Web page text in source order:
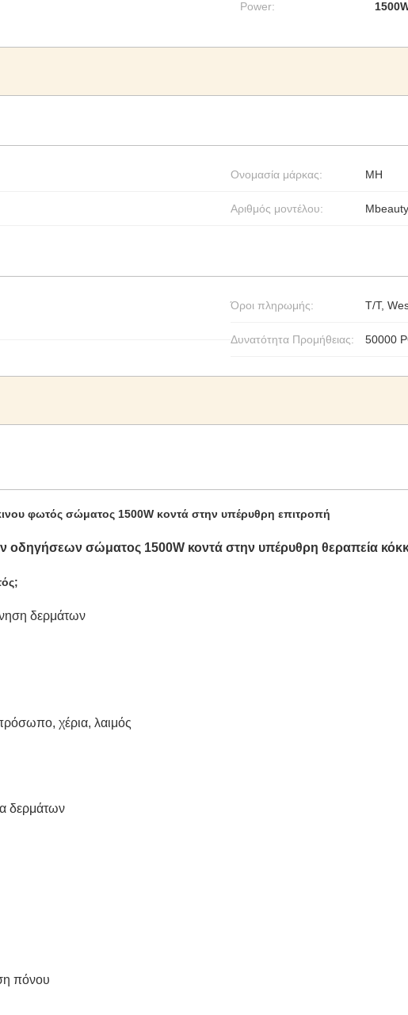
Power:
Ονομασία μάρκας: MH
Αριθμός μοντέλου:
Όροι πληρωμής: T/T,
Δυνατότητα Προμήθειας: 50000
φωτός σώματος 1500W κοντά στην υπέρυθρη επιτροπή
οδηγήσεων σώματος 1500W κοντά στην υπέρυθρη θεραπεία
δερμάτων
χέρια, λαιμός
δερμάτων
πόνου